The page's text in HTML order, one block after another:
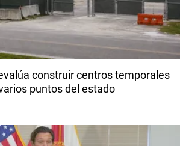
construir centros temporales
puntos del estado